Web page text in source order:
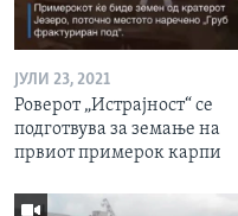
ЈУЛИ 23, 2021
Роверот „Истрајност“ се
подготвува за земање на
првиот примерок карпи